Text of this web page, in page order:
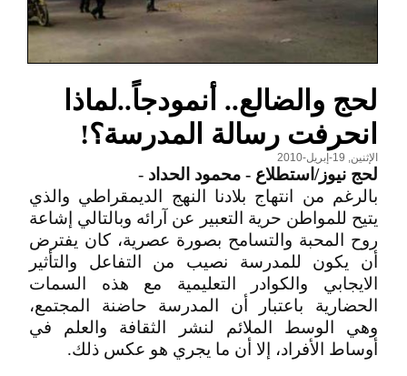
لحج‮ ‬والضالع‮.. ‬أنمودجاً..لماذا
انحرفت رسالة المدرسة؟!
الإثنين, 19-إبريل-2010
لحج نيوز/استطلاع - محمود الحداد -
بالرغم من انتهاج بلادنا النهج الديمقراطي والذي
يتيح للمواطن حرية التعبير عن آرائه وبالتالي إشاعة
روح المحبة والتسامح بصورة عصرية، كان يفترض
أن يكون للمدرسة نصيب من التفاعل والتأثير
الايجابي والكوادر التعليمية مع هذه السمات
‬أوساط‮ ‬الأفراد،‮ ‬إلا‮ ‬أن‮ ‬ما‮ ‬يجري‮ ‬هو‮ ‬عكس‮ ‬ذلك‮.